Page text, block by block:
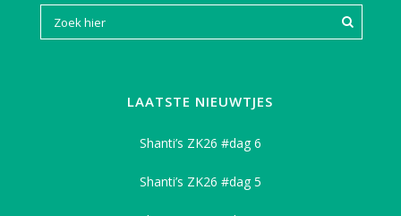
LAATSTE NIEUWTJES
Shanti’s ZK26 #dag 6
Shanti’s ZK26 #dag 5